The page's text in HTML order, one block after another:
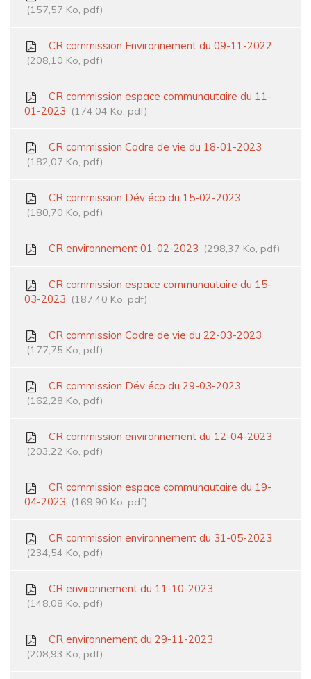
157,57 Ko, pdf
CR commission Environnement du 09-11-2022
208,10 Ko, pdf
CR commission espace communautaire du 11-
01-2023
174,04 Ko, pdf
CR commission Cadre de vie du 18-01-2023
182,07 Ko, pdf
CR commission Dév éco du 15-02-2023
180,70 Ko, pdf
CR environnement 01-02-2023 298,37 Ko, pdf
CR commission espace communautaire du 15-
03-2023
187,40 Ko, pdf
CR commission Cadre de vie du 22-03-2023
177,75 Ko, pdf
CR commission Dév éco du 29-03-2023
162,28 Ko, pdf
CR commission environnement du 12-04-2023
203,22 Ko, pdf
CR commission espace communautaire du 19-
04-2023
169,90 Ko, pdf
CR commission environnement du 31-05-2023
234,54 Ko, pdf
CR environnement du 11-10-2023
148,08 Ko, pdf
CR environnement du 29-11-2023
208,93 Ko, pdf